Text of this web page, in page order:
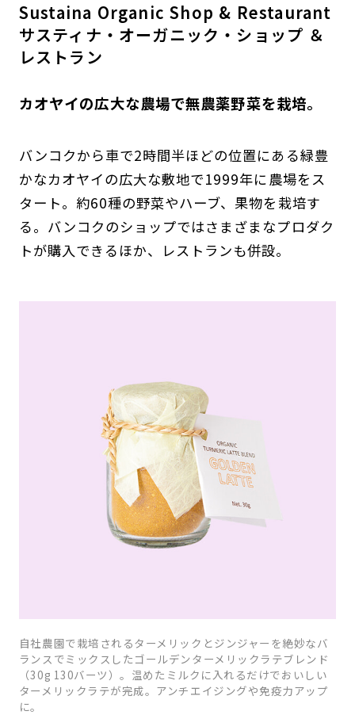
Sustaina Organic Shop & Restaurant
サスティナ・オーガニック・ショップ ＆
レストラン
カオヤイの広大な農場で無農薬野菜を栽培。
バンコクから車で2時間半ほどの位置にある緑豊
かなカオヤイの広大な敷地で1999年に農場をス
タート。約60種の野菜やハーブ、果物を栽培す
る。バンコクのショップではさまざまなプロダク
トが購入できるほか、レストランも併設。
自社農園で栽培されるターメリックとジンジャーを絶妙なバ
ランスでミックスしたゴールデンターメリックラテブレンド
（30g 130バーツ）。温めたミルクに入れるだけでおいしい
ターメリックラテが完成。アンチエイジングや免疫力アップ
に。